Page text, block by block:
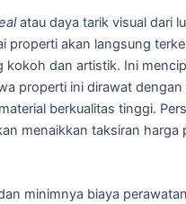
atau daya tarik visual dari
properti akan langsung
kokoh dan artistik. Ini
properti ini dirawat dengan
berkualitas tinggi.
menaikkan taksiran harga
minimnya biaya